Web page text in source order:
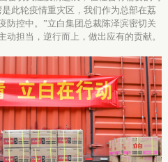
是此轮疫情重灾区，我们作为总部在荔
防控中。”立白集团总裁陈泽滨密切关
动担当 ，逆行而上，做出应有的贡献。